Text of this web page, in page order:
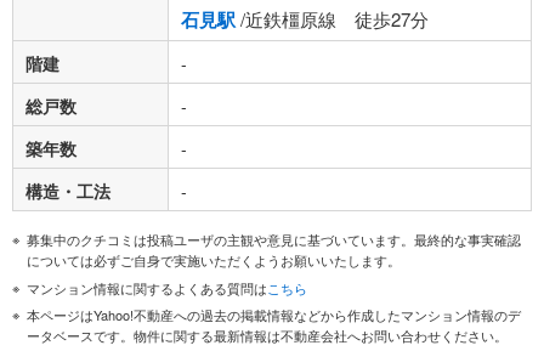
石見駅/近鉄橿原線 徒歩27分
階建
-
総戸数
-
築年数
-
構造・工法
-
募集中のクチコミは投稿ユーザの主観や意見に基づいています。最終的な事実確認
については必ずご自身で実施いただくようお願いいたします。
マンション情報に関するよくある質問はこちら
本ページはYahoo!不動産への過去の掲載情報などから作成したマンション情報のデ
ータベースです。物件に関する最新情報は不動産会社へお問い合わせください。